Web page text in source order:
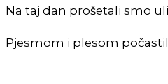
Na taj dan prošetali smo
Pjesmom i plesom